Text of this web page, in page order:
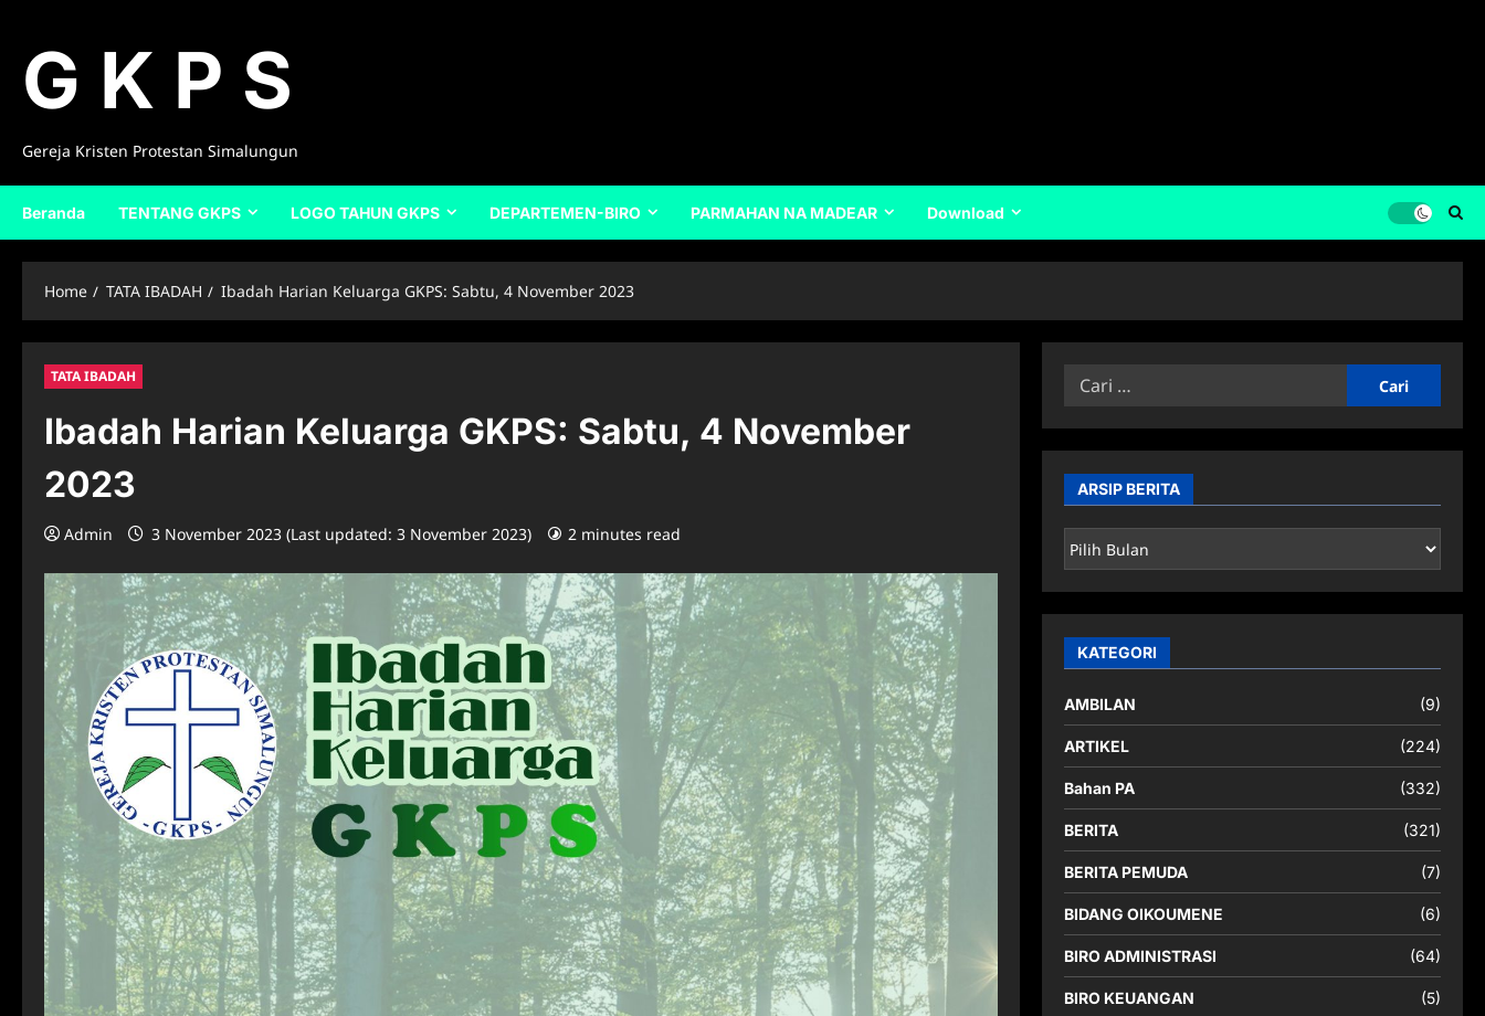
contentG K P S
Gereja Kristen Protestan Simalungun
Beranda TENTANG GKPS LOGO TAHUN GKPS DEPARTEMEN-BIRO PARMAHAN NA MADEAR Download
Home TATA IBADAH Ibadah Harian Keluarga GKPS: Sabtu, 4 November 2023
TATA IBADAH
Ibadah Harian Keluarga GKPS: Sabtu, 4 November
2023
Admin 3 November 2023 (Last updated: 3 November 2023) 2 minutes read
Cari
ARSIP BERITA
ARSIP
BERITA
KATEGORI
AMBILAN (9)
ARTIKEL (224)
Bahan PA (332)
BERITA (321)
BERITA PEMUDA (7)
BIDANG OIKOUMENE (6)
BIRO ADMINISTRASI (64)
BIRO KEUANGAN (5)